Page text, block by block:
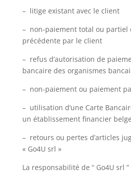
– litige existant avec le client
– non-paiement total ou partiel
précédente par le client
– refus d’autorisation de
bancaire des organismes
– non-paiement ou paiement
– utilisation d’une Carte
un établissement financier belge
– retours ou pertes d’articles
« Go4U srl »
La responsabilité de “ Go4U srl